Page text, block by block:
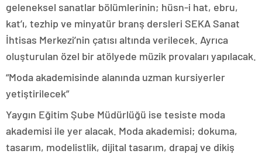
geleneksel sanatlar bölümlerinin; hüsn-i hat, ebru,
kat’ı, tezhip ve minyatür branş dersleri SEKA Sanat
İhtisas Merkezi’nin çatısı altında verilecek. Ayrıca
oluşturulan özel bir atölyede müzik provaları yapılacak.
“Moda akademisinde alanında uzman kursiyerler
yetiştirilecek”
Yaygın Eğitim Şube Müdürlüğü ise tesiste moda
akademisi ile yer alacak. Moda akademisi; dokuma,
tasarım, modelistlik, dijital tasarım, drapaj ve dikiş